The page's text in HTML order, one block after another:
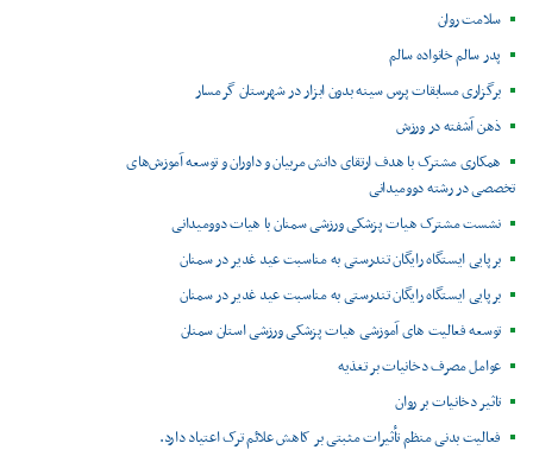
سلامت روان
پدر سالم خانواده سالم
برگزاری مسابقات پرس سینه بدون ابزار در شهرستان گرمسار
ذهن آشفته در ورزش
همکاری مشترک با هدف ارتقای دانش مربیان و داوران و توسعه آموزش‌های
تخصصی در رشته دوومیدانی
نشست مشترک هیات پزشکی ورزشی سمنان با هیات دوومیدانی
برپایی ایستگاه رایگان تندرستی به مناسبت عید غدیر در سمنان
برپایی ایستگاه رایگان تندرستی به مناسبت عید غدیر در سمنان
توسعه فعالیت های آموزشی هیات پزشکی ورزشی استان سمنان
عوامل مصرف دخانیات بر تغذیه
تاثیر دخانیات بر روان
فعالیت بدنی منظم تأثیرات مثبتی بر کاهش علائم ترک اعتیاد دارد.